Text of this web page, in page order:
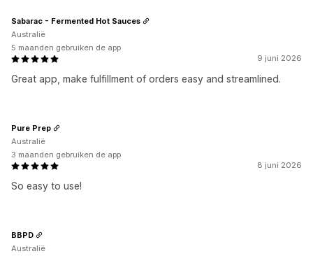
9 juni 2026
Great app, make fulfillment of orders easy and streamlined.
Sabarac - Fermented Hot Sauces
Australië
5 maanden gebruiken de app
8 juni 2026
So easy to use!
Pure Prep
Australië
3 maanden gebruiken de app
BBPD
Australië